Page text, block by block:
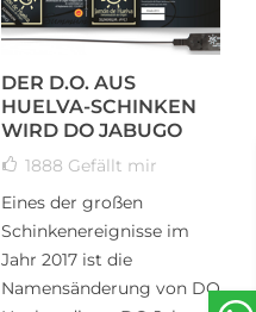
DER D.O. AUS
HUELVA-SCHINKEN
WIRD DO JABUGO
1888 Gefällt mir
Eines der großen
Schinkenereignisse im
Jahr 2017 ist die
Namensänderung von DO